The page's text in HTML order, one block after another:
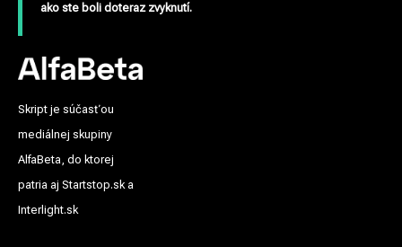
ako ste boli doteraz zvyknutí.
Skript je súčasťou
mediálnej skupiny
AlfaBeta, do ktorej
patria aj Startstop.sk a
Interlight.sk